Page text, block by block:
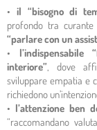
• il “bisogno di
profondo tra
“parlare con un
•
interiore”, dove
sviluppare empatia e
richiedono
• l’attenzione ben
“raccomandano